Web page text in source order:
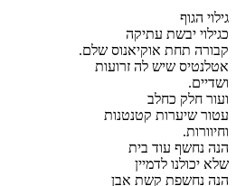
גילוי הגוף
כגילוי יבשת עתיקה
קבורה תחת אוקיאנוס שלם.
אטלנטיס שיש לה זרועות
ושדיים.
ועור חלק כחלב
עטור שיערות קטנטנות
וחיוורות.
הנה נחשף עוד בית
שלא יכולנו לדמיין
הנה נחשפת קשת אבן